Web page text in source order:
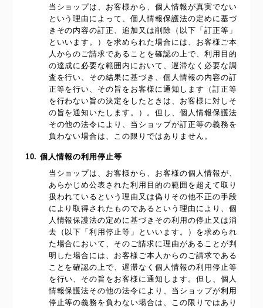
当ショップは、お客様から、個人情報が真実でない
という理由によって、個人情報保護法の定めに基づ
きその内容の訂正、追加又は削除（以下「訂正等」
といいます。）を求められた場合には、お客様ご本
人からのご請求であることを確認の上で、利用目的
の達成に必要な範囲内において、遅滞なく必要な調
査を行い、その結果に基づき、個人情報の内容の訂
正等を行い、その旨をお客様に通知します（訂正等
を行わない旨の決定をしたときは、お客様に対しそ
の旨を通知いたします。）。但し、個人情報保護法
その他の法令により、当ショップが訂正等の義務を
負わない場合は、この限りではありません。
10. 個人情報の利用停止等
当ショップは、お客様から、お客様の個人情報が、
あらかじめ公表された利用目的の範囲を超えて取り
扱われているという理由又は偽りその他不正の手段
により取得されたものであるという理由により、個
人情報保護法の定めに基づきその利用の停止又は消
去（以下「利用停止等」といいます。）を求められ
た場合において、そのご請求に理由があることが判
明した場合には、お客様ご本人からのご請求である
ことを確認の上で、遅滞なく個人情報の利用停止等
を行い、その旨をお客様に通知します。但し、個人
情報保護法その他の法令により、当ショップが利用
停止等の義務を負わない場合は、この限りではあり